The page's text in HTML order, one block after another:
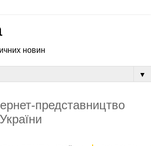
новин
▼
представництво